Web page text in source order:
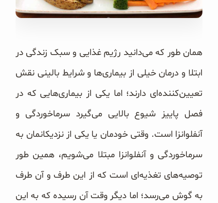
غلات و دانه‌های سالم
سبوس و جوانه‌ها
وبلاگ
همان طور که می‌دانید رژیم غذایی و سبک زندگی در
ابتلا و درمان خیلی از بیماری‌ها و شرایط بالینی نقش
تعیین‌کننده‌ای دارند؛ اما یکی از بیماری‌هایی که در
فصل پاییز شیوع بالایی می‌گیرد سرماخوردگی و
آنفلوانزا است. وقتی خودمان یا یکی از نزدیکانمان به
سرماخوردگی و آنفلوانزا مبتلا می‌شویم، همین طور
توصیه‌های تغذیه‌ای است که از این طرف و آن طرف
به گوش می‌رسد؛ اما دیگر وقت آن رسیده که به این